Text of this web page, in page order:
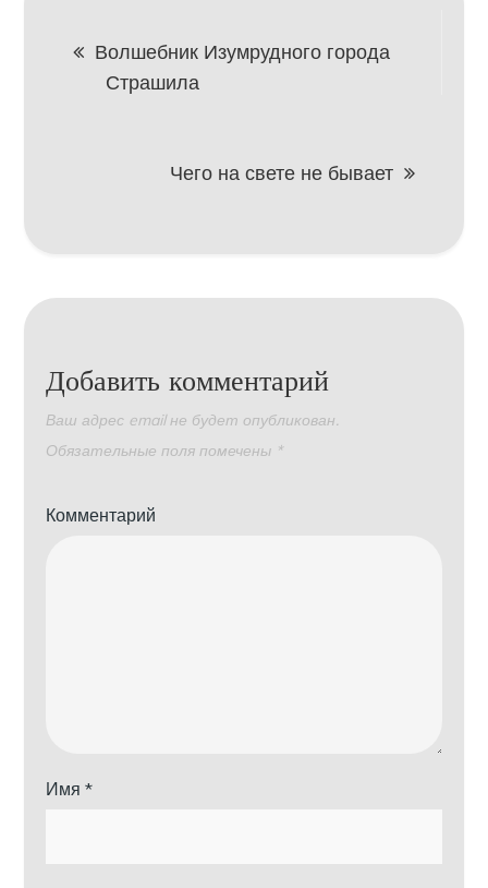
Навигация
записям
Волшебник Изумрудного города
Страшила
Чего на свете не бывает
Добавить комментарий
Ваш адрес email не будет опубликован.
Обязательные поля помечены *
Комментарий
Имя*